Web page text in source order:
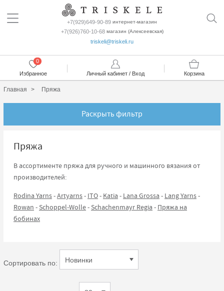
+7(929)649-90-89 интернет-магазин
+7(926)760-10-68магазин (Алексеевская)
triskeli@triskeli.ru
Избранное
0
Личный кабинет / Вход Корзина
Главная Пряжа
Раскрыть фильтр
Пряжа
В ассортименте пряжа для ручного и машинного вязания от
производителей:
Rodina Yarns-Artyarns- ITO- Katia - Lana Grossa - Lang Yarns-
Rowan - Schoppel-Wolle- Schachenmayr Regia - Пряжа на
бобинах
Сортировать по: